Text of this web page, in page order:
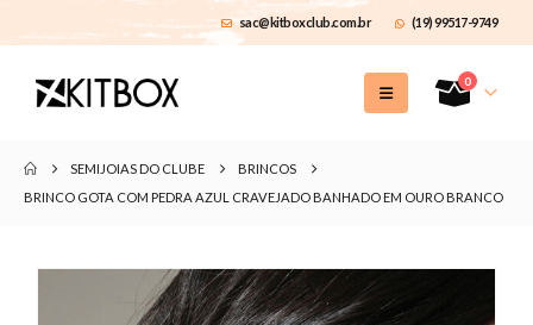
sac@kitboxclub.com.br (19) 99517-9749
0
SEMIJOIAS DO CLUBE
BRINCOS
BRINCO GOTA COM PEDRA AZUL CRAVEJADO BANHADO EM OURO BRANCO